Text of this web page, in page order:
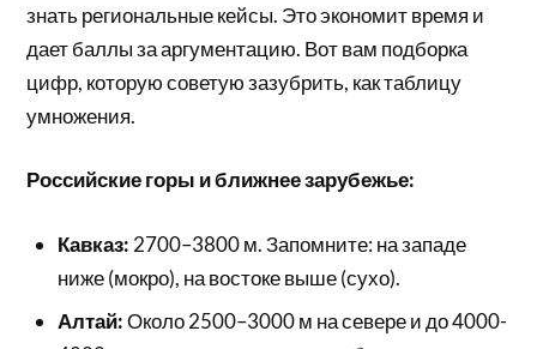
знать региональные кейсы. Это экономит время и
дает баллы за аргументацию. Вот вам подборка
цифр, которую советую зазубрить, как таблицу
умножения.
Российские горы и ближнее зарубежье:
Кавказ: 2700–3800 м. Запомните: на западе
ниже (мокро), на востоке выше (сухо).
Алтай:Около 2500–3000 м на севере и до 4000-